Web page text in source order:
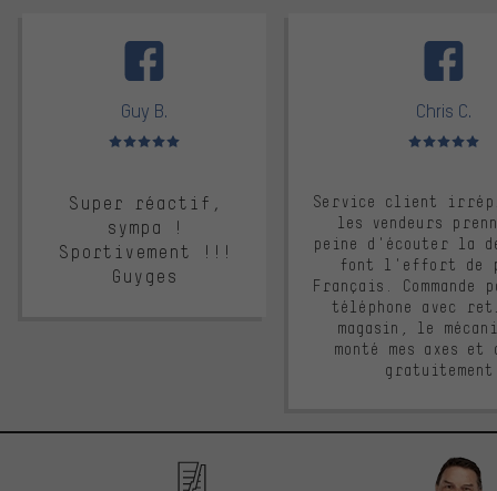
Guy B.
Note moyenne : 5 sur 5
Super réactif,
sympa !
Sportivement !!!
Guyges
Chris C.
Note moyenne :
Service client
les vendeurs
peine d'écouter la
font l'effort de
Français. Commande
téléphone avec
magasin, le
monté mes axes et